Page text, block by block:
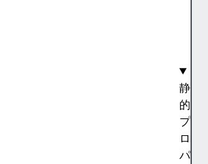
静
的
プ
ロ
パ